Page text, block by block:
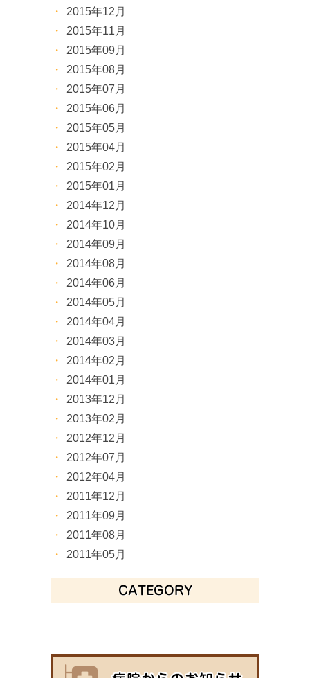
2015年12月
2015年11月
2015年09月
2015年08月
2015年07月
2015年06月
2015年05月
2015年04月
2015年02月
2015年01月
2014年12月
2014年10月
2014年09月
2014年08月
2014年06月
2014年05月
2014年04月
2014年03月
2014年02月
2014年01月
2013年12月
2013年02月
2012年12月
2012年07月
2012年04月
2011年12月
2011年09月
2011年08月
2011年05月
CATEGORY